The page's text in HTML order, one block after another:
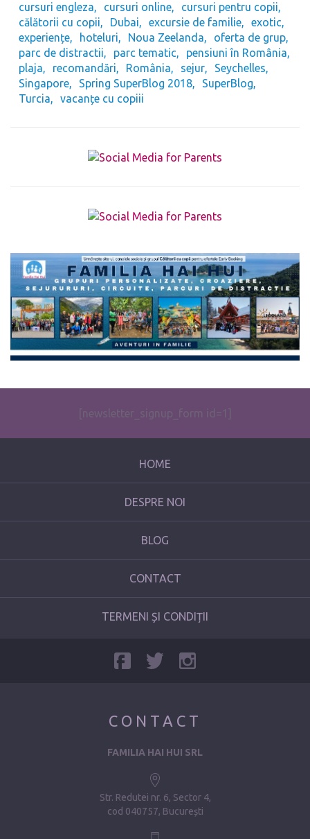
cursuri engleza
cursuri online
cursuri pentru copii
călătorii cu copii
Dubai excursie de familie
exotic
experiențe
hoteluri Noua Zeelanda
oferta de grup
parc de distractii
parc tematic
pensiuni în România
plaja
recomandări România sejur
Seychelles
Singapore
Spring SuperBlog 2018
SuperBlog
Turcia
vacanțe cu copiii
The form you have selected does not exist.
[newsletter_signup_form id=1]
HOME
DESPRE NOI
BLOG
CONTACT
TERMENI ȘI CONDIȚII
CONTACT
FAMILIA HAI HUI SRL
Str. Redutei nr. 6, Sector 4
cod 040757, București